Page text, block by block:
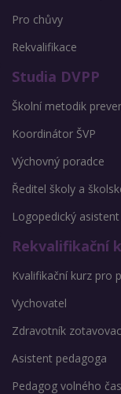
Pro chůvy
Rekvalifikace
Studia DVPP
Školní metodik
Koordinátor ŠVP
Výchovný poradce
Ředitel školy a
Logopedický asistent
Rekvalifikační
Kvalifikační kurz pro
Vychovatel
Zdravotník
Asistent pedagoga
Pedagog volného